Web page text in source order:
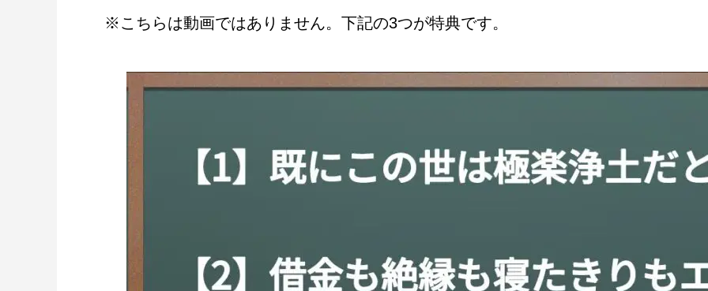
※こちらは動画ではありません。下記の3つが特典です。